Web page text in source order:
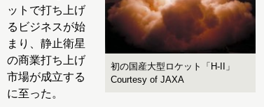
初の国産大型ロケット「H-II」
Courtesy of JAXA
ットで打ち上げ
るビジネスが始
まり、静止衛星
の商業打ち上げ
市場が成立する
に至った。